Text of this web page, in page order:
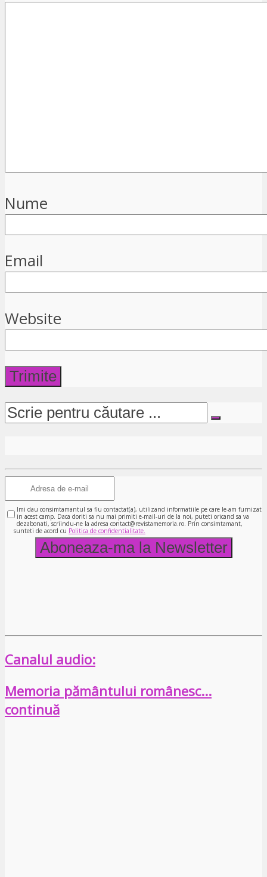
Nume
Email
Website
Imi dau consimtamantul sa fiu contactat(a), utilizand informatiile pe care le-am furnizat
in acest camp. Daca doriti sa nu mai primiti e-mail-uri de la noi, puteti oricand sa va
dezabonati, scriindu-ne la adresa contact@revistamemoria.ro. Prin consimtamant,
sunteti de acord cu Politica de confidentialitate.
Canalul audio:
Memoria pământului românesc…
continuă